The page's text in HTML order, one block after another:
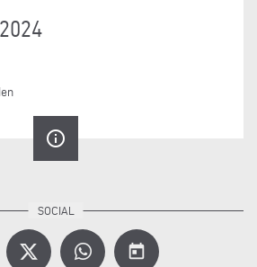
info_outline
today